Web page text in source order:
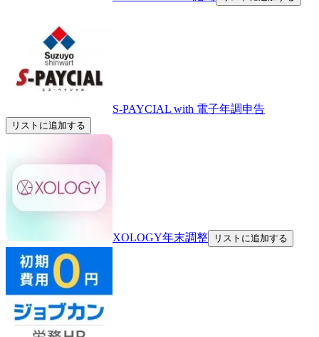
S-PAYCIAL with 電子年調申告
リストに追加する
XOLOGY年末調整 リストに追加する